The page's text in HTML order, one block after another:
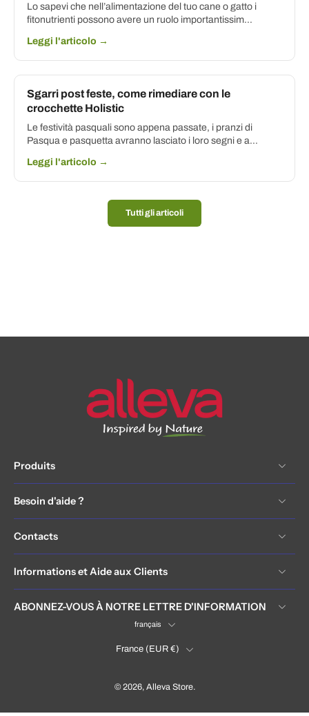
Lo sapevi che nell’alimentazione del tuo cane o gatto i
fitonutrienti possono avere un ruolo importantissim...
Leggi l'articolo →
Sgarri post feste, come rimediare con le
crocchette Holistic
Le festività pasquali sono appena passate, i pranzi di
Pasqua e pasquetta avranno lasciato i loro segni e a...
Leggi l'articolo →
Tutti gli articoli
Produits
Besoin d'aide ?
Contacts
Informations et Aide aux Clients
ABONNEZ-VOUS À NOTRE LETTRE D'INFORMATION
français
France ‎(EUR €)‎
© 2026, Alleva Store.